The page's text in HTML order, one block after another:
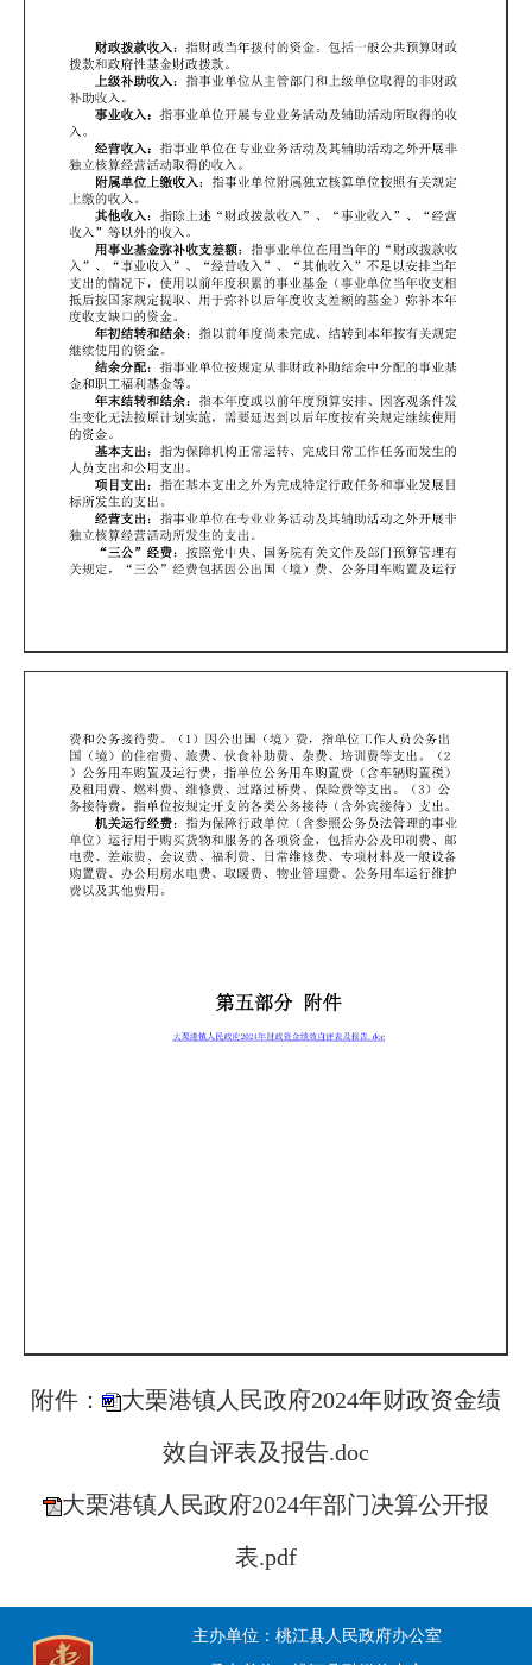
附件：
大栗港镇人民政府2024年财政资金绩
效自评表及报告.doc
大栗港镇人民政府2024年部门决算公开报
表.pdf
主办单位：桃江县人民政府办公室